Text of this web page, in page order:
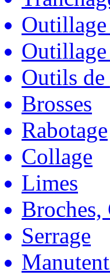
Outillage
Outils de
Brosses
Rabotage
Collage
Limes
Serrage